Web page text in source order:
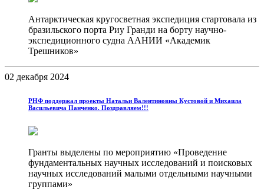
Антарктическая кругосветная экспедиция стартовала из
бразильского порта Риу Гранди на борту научно-
экспедиционного судна ААНИИ «Академик
Трешников»
02 декабря 2024
РНФ поддержал проекты Натальи Валентиновны Кустовой и Михаила
Васильевича Панченко. Поздравляем!!!
Гранты выделены по мероприятию «Проведение
фундаментальных научных исследований и поисковых
научных исследований малыми отдельными научными
группами»